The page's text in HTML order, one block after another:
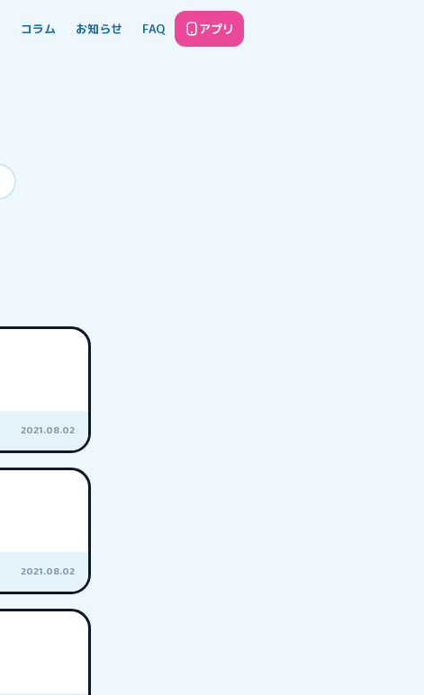
コラム お知らせ FAQ アプリ
2021.08.02
2021.08.02